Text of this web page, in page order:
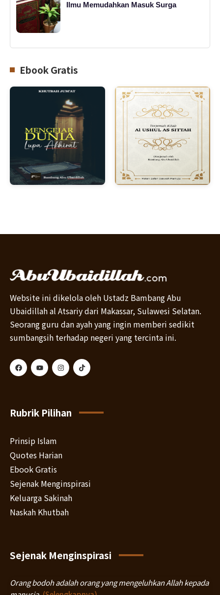
Ilmu Memudahkan Masuk Surga
Ebook Gratis
Website ini dikelola oleh Ustadz Bambang Abu
Ubaidillah al Atsariy dari Makassar, Sulawesi Selatan.
Seorang guru dan ayah yang ingin memberi sedikit
sumbangsih terhadap negeri yang tercinta ini.
Rubrik Pilihan
Prinsip Islam
Quotes Harian
Ebook Gratis
Sejenak Menginspirasi
Keluarga Sakinah
Naskah Khutbah
Sejenak Menginspirasi
Orang bodoh adalah orang yang mengeluhkan Allah kepada